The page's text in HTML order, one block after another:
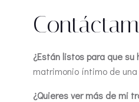
¿Están listos para que
matrimonio íntimo de
¿Quieres ver más de mi